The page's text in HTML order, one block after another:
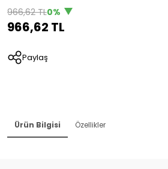
966,62 TL0%
966,62 TL
Paylaş
Ürün Bilgisi Özellikler